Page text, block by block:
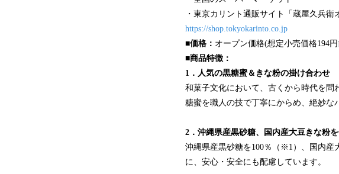
・東京カリント通販サイト「蔵屋久兵衛
https://shop.tokyokarinto.co.jp
■価格： オープン価格(想定小売価格194
■商品特徴：
1．人気の黒糖蜜＆きな粉の掛け合わせ
和菓子文化において、古くから時代を
糖蜜を職人の技で丁寧にからめ、絶妙な
2．沖縄県産黒砂糖、国内産大豆きな粉を
沖縄県産黒砂糖を100％（※1）、国内産
に、安心・安全にも配慮しています。